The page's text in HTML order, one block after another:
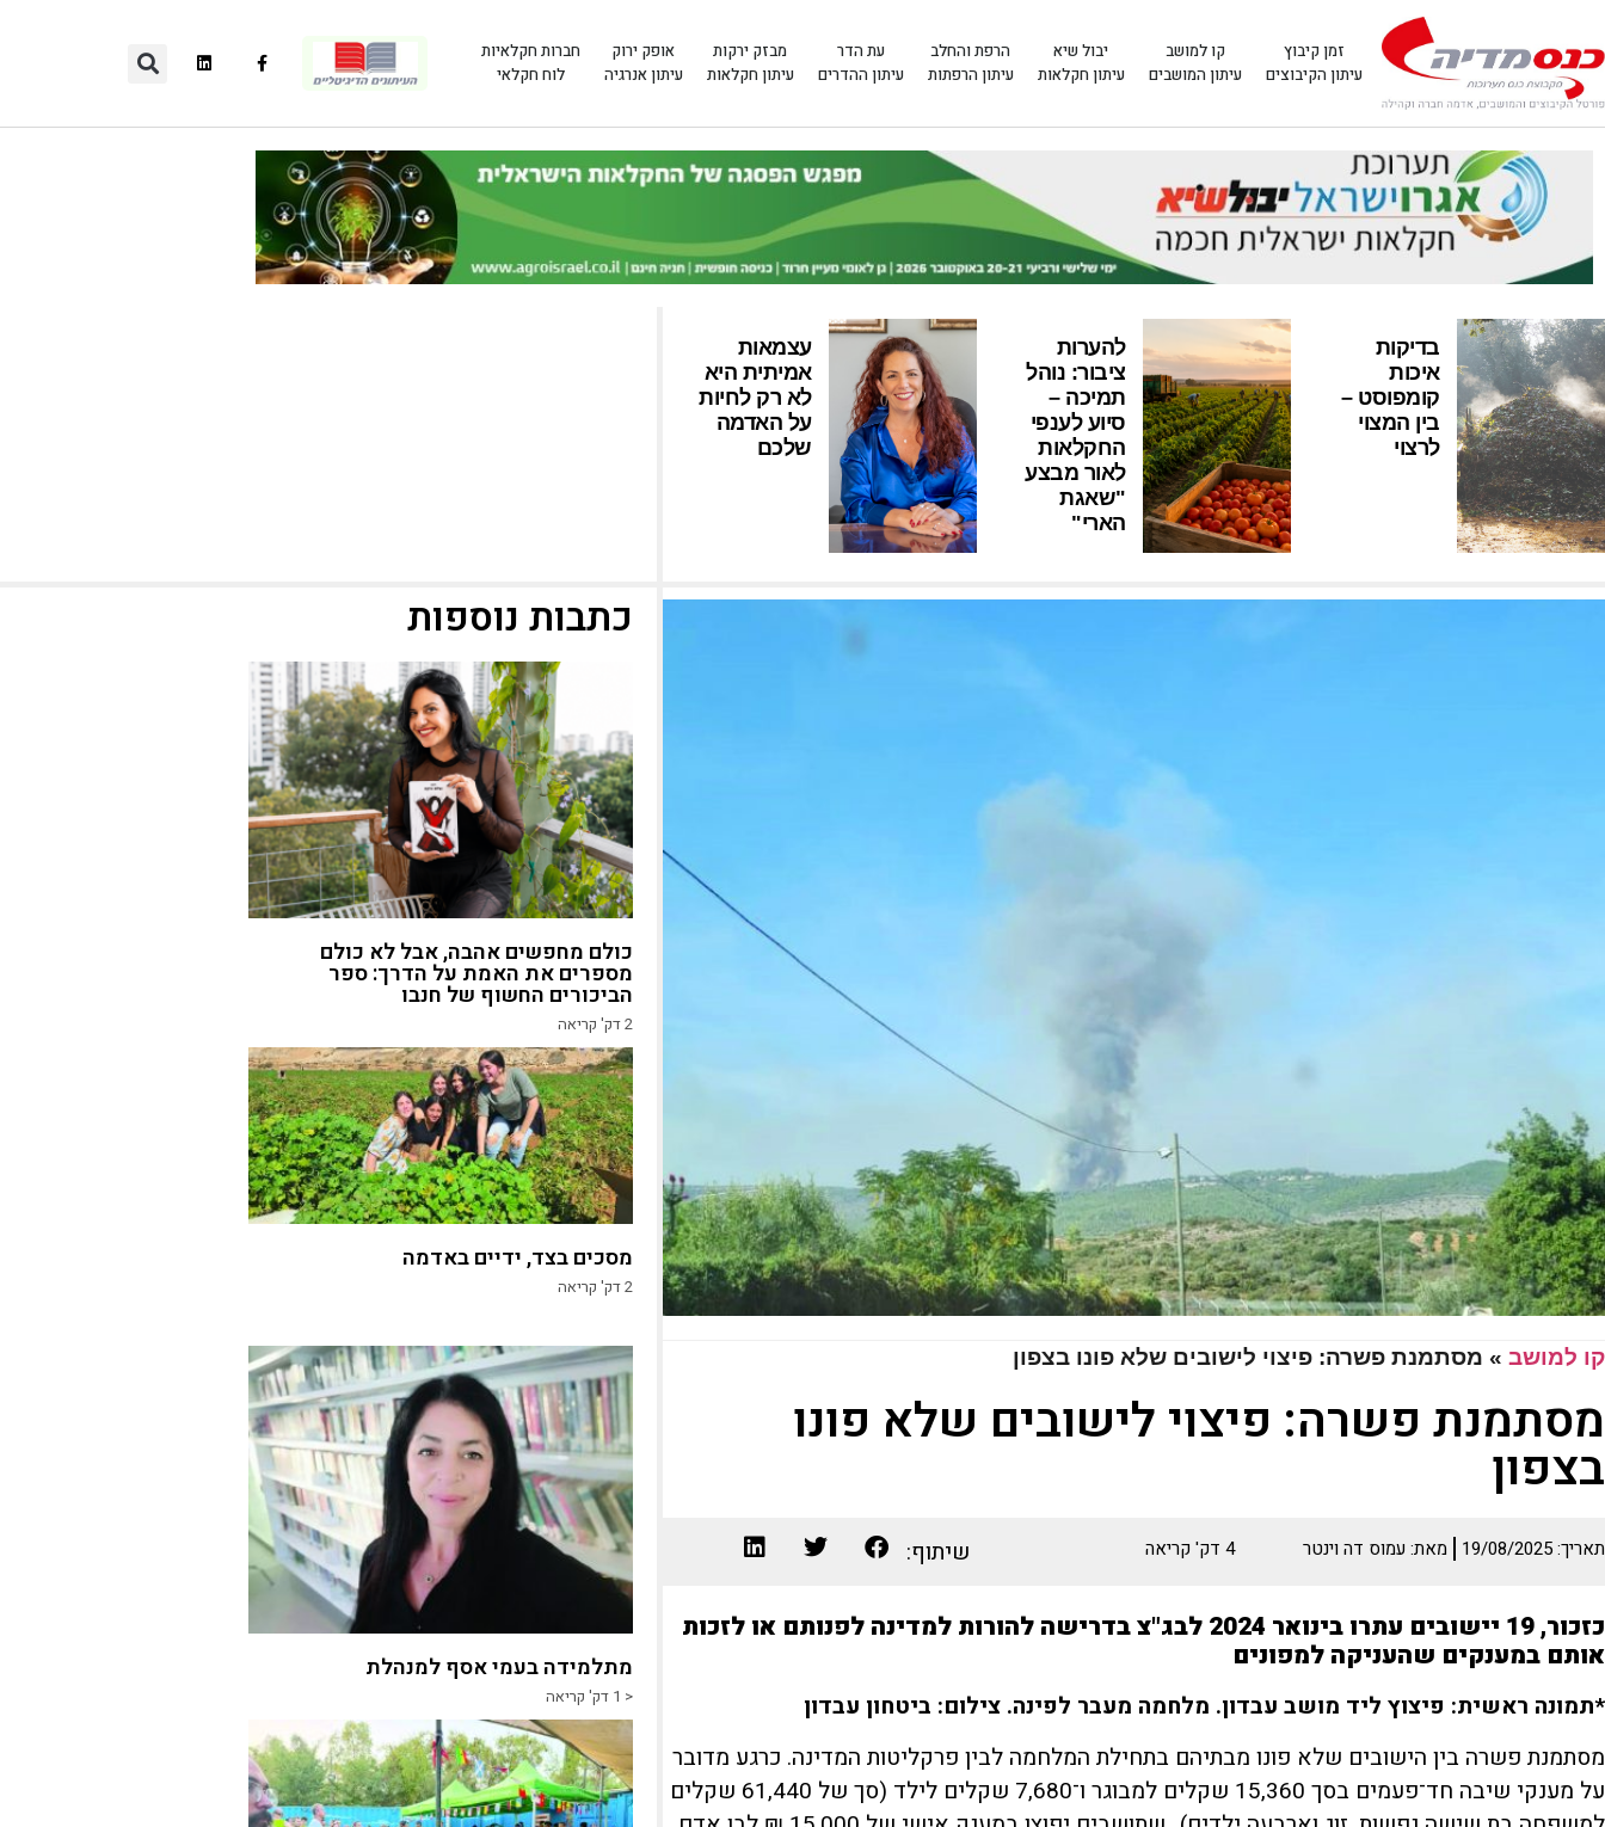
זמן קיבוץ
עיתון הקיבוצים
קו למושב
עיתון המושבים
יבול שיא
עיתון חקלאות
הרפת והחלב
עיתון הרפתות
עת הדר
עיתון ההדרים
מבזק ירקות
עיתון חקלאות
אופק ירוק
עיתון אנרגיה
חברות חקלאיות
לוח חקלאי
בדיקות
איכות
קומפוסט –
בין המצוי
לרצוי
להערות
ציבור: נוהל
תמיכה –
סיוע לענפי
החקלאות
לאור מבצע
"שאגת
הארי"
עצמאות
אמיתית היא
לא רק לחיות
על האדמה
שלכם
קו למושב » מסתמנת פשרה: פיצוי לישובים שלא פונו בצפון
מסתמנת פשרה: פיצוי לישובים שלא פונו
בצפון
תאריך:19/08/2025 מאת: עמוס דה וינטר 4 דק' קריאה שיתוף:
כזכור, עתרו בינואר 2024 לבג"צ בדרישה להורות למדינה לפנותם או לזכות
אותם במענקים שהעניקה למפונים
*תמונה ראשית: פיצוץ ליד מושב עבדון. מלחמה מעבר לפינה. צילום: ביטחון עבדון
מסתמנת פשרה בין הישובים שלא פונו מבתיהם בתחילת המלחמה לבין פרקליטות המדינה. כרגע מדובר
על מענקי שיבה חד־פעמים בסך 15,360 שקלים למבוגר ו־7,680 שקלים לילד (סך של 61,440 שקלים
כתבות נוספות
כולם מחפשים אהבה, אבל לא כולם
מספרים את האמת על הדרך: ספר
הביכורים החשוף של חנבו
2דק' קריאה
מסכים בצד, ידיים באדמה
2דק' קריאה
מתלמידה בעמי אסף למנהלת
< 1 דק' קריאה